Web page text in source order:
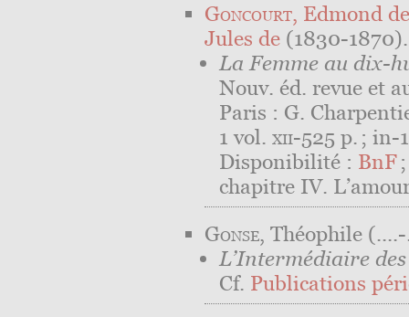
Goncourt, Edmond de
Jules de (1830-1870).
La Femme au dix-
Nouv. éd. revue et
Paris : G.
1 vol. xii-525 p. ; in-
Disponibilité : BnF
chapitre IV.
Gonse, Théophile
L’Intermédiaire
Cf. Publications